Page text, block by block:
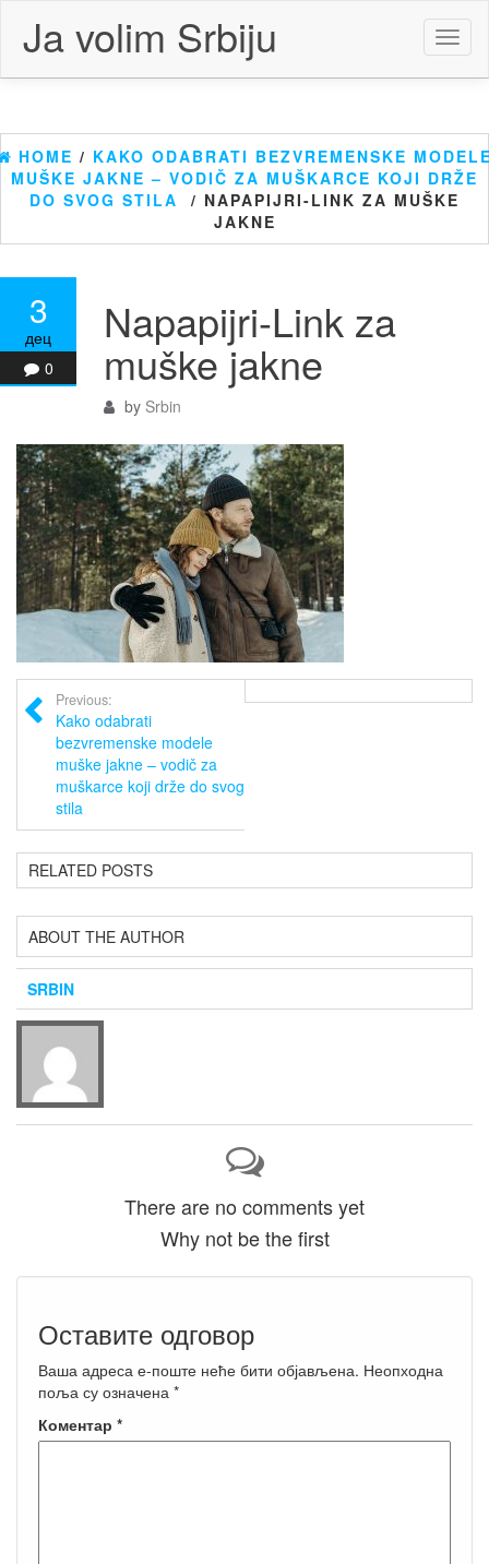
content
Ja volim Srbiju
HOME / KAKO ODABRATI BEZVREMENSKE
MUŠKE JAKNE – VODIČ ZA MUŠKARCE KOJI DRŽE
DO SVOG STILA
/ NAPAPIJRI-LINK ZA MUŠKE
JAKNE
3
дец
0
Napapijri-Link za
muške jakne
by Srbin
Previous:
Kako odabrati
bezvremenske modele
muške jakne – vodič za
muškarce koji drže do svog
stila
RELATED POSTS
ABOUT THE AUTHOR
SRBIN
There are no comments yet
Why not be the first
Оставите одговор
Ваша адреса е-поште неће бити објављена. Неопходна
поља су означена *
Коментар *